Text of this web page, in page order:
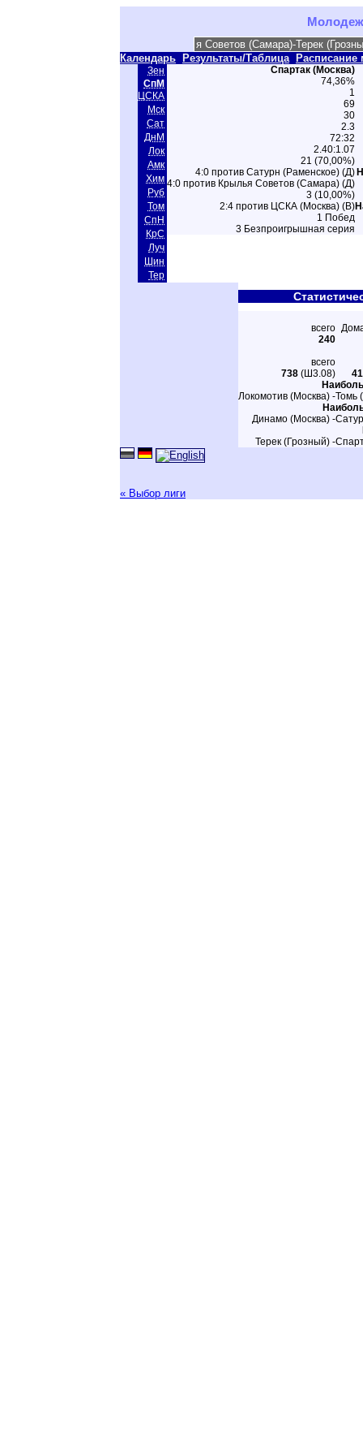
Календарь Результаты/Таблица Расписание
Зен
СпМ
ЦСКА
Мск
Сат
ДнМ
Лок
Амк
Хим
Руб
Том
СпН
КрС
Луч
Шин
Тер
Спартак (Москва)
74,36%
1
69
30
2.3
72:32
2.40:1.07
21 (70,00%)
4:0 против Сатурн (Раменское) (Д)
4:0 против Крылья Советов (Самара) (Д)
3 (10,00%)
2:4 против ЦСКА (Москва) (В)
1 Побед
3 Безпроигрышная серия
всего
240
всего
738 (Ш3.08)
Локомотив (Москва) -Томь
Динамо (Москва) -
Терек (Грозный) -
« Выбор лиги